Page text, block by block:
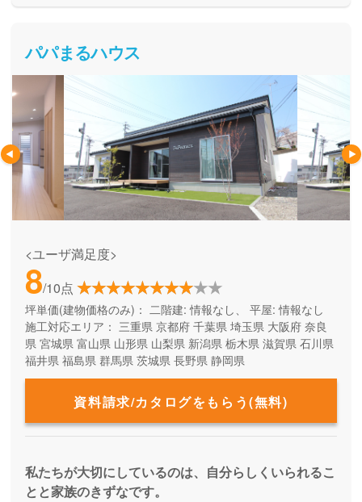
パパまるハウス
<ユーザ満足度>
8/10点
坪単価(建物価格のみ)： 二階建: 情報なし、 平屋: 情報なし
施工対応エリア： 三重県 京都府 千葉県 埼玉県 大阪府 奈良
県 宮城県 富山県 山形県 山梨県 新潟県 栃木県 滋賀県 石川県
福井県 福島県 群馬県 茨城県 長野県 静岡県
資料請求/カタログをもらう(無料)
私たちが大切にしているのは、自分らしくいられるこ
とと家族のきずなです。